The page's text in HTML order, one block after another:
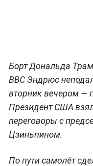
Борт Дональда
ВВС Эндрюс
вторник вечером —
Президент США
переговоры с
Цзиньпином.
По пути самолёт